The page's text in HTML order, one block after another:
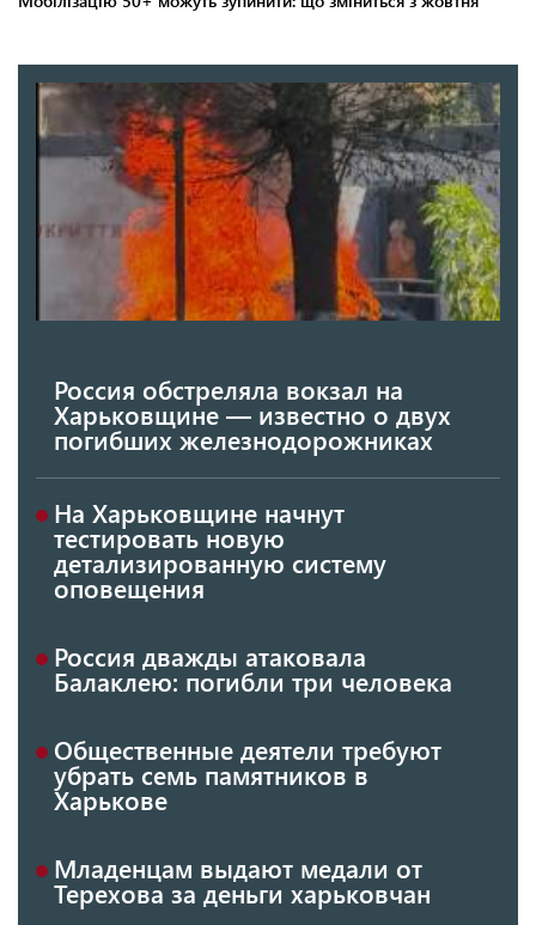
Россия обстреляла вокзал на
Харьковщине — известно о двух
погибших железнодорожниках
На Харьковщине начнут
тестировать новую
детализированную систему
оповещения
Россия дважды атаковала
Балаклею: погибли три человека
Общественные деятели требуют
убрать семь памятников в
Харькове
Младенцам выдают медали от
Терехова за деньги харьковчан